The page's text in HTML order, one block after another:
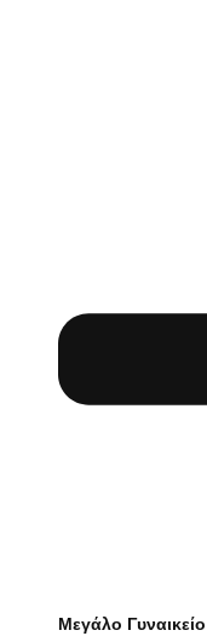
Μεγάλο